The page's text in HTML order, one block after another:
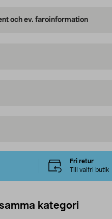
och ev. faroinformation
Fri retur
Till valfri butik
kategori